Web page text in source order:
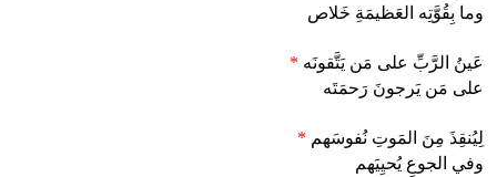
وما بِقُوَّتِه العَظيمَةِ خَلاص
عَينُ الرَّبِّ على مَن يَتَّقونَه *
على مَن يَرجونَ رَحمَتَه
لِيُنقِذَ مِنَ المَوتِ نُفوسَهم *
وفي الجوعِ يُحيِيَهم